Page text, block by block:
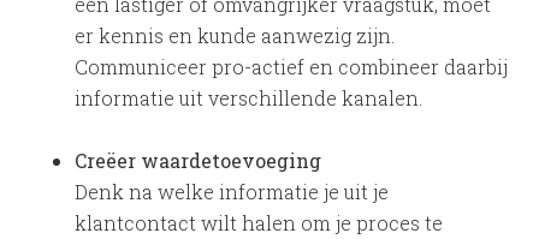
er kennis en kunde aanwezig zijn.
Communiceer pro-actief en combineer daarbij
informatie uit verschillende kanalen.
Creëer waardetoevoeging
Denk na welke informatie je uit je
klantcontact wilt halen om je proces te